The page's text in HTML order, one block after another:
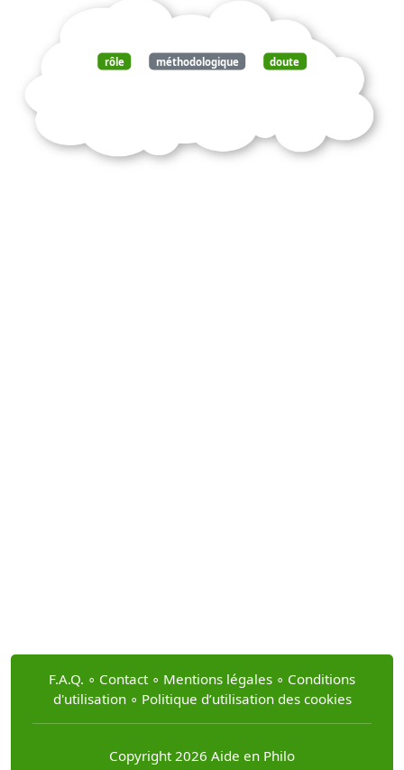
rôle méthodologique doute
F.A.Q. ∘ Contact ∘ Mentions légales ∘ Conditions
d'utilisation∘ Politique d’utilisation des cookies
Copyright 2026 Aide en Philo